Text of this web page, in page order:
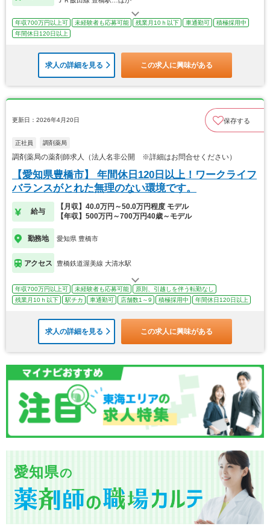
年収700万円以上可 未経験者も応募可能 残業月10ｈ以下 車通勤可
積極採用中
年間休日120日以上
求人の詳細を見る この求人に興味がある
更新日：2026年4月20日 保存する
正社員 調剤薬局
調剤薬局の薬剤師求人（法人名非公開 ※詳細はお問合せください）
【愛知県豊橋市】 年間休日120日以上！ワークライフ
バランスがとれた無理のない環境です。
給与
【月収】40.0万円～50.0万円程度 モデル
【年収】500万円～700万円40歳～モデル
勤務地 愛知県 豊橋市
アクセス 豊橋鉄道渥美線 大清水駅
年収700万円以上可 未経験者も応募可能
原則、引越しを伴う転勤なし
残業月10ｈ以下
駅チカ 車通勤可 店舗数1～9 積極採用中 年間休日120日以上
求人の詳細を見る この求人に興味がある
愛知県の